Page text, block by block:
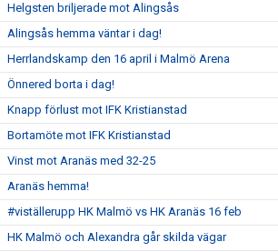
Helgsten briljerade mot Alingsås
Alingsås hemma väntar i dag!
Herrlandskamp den 16 april i Malmö Arena
Önnered borta i dag!
Knapp förlust mot IFK Kristianstad
Bortamöte mot IFK Kristianstad
Vinst mot Aranäs med 32-25
Aranäs hemma!
#viställerupp HK Malmö vs HK Aranäs 16 feb
HK Malmö och Alexandra går skilda vägar